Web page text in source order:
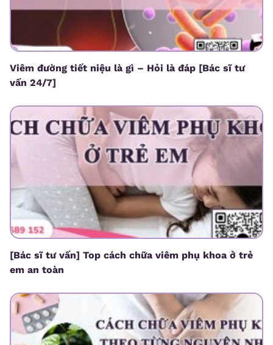
Viêm đường tiết niệu là gì – Hỏi là đáp [Bác sĩ tư
vấn 24/7]
[Bác sĩ tư vấn] Top cách chữa viêm phụ khoa ở trẻ
em an toàn